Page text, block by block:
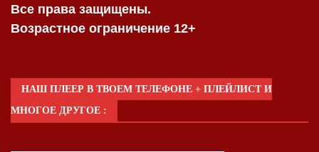
Все права защищены.
Возрастное ограничение 12+
НАШ ПЛЕЕР В ТВОЕМ ТЕЛЕФОНЕ + ПЛЕЙЛИСТ И
МНОГОЕ ДРУГОЕ :